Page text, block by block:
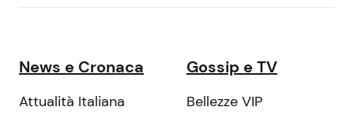
News e Cronaca
Attualità Italiana
Gossip e TV
Bellezze VIP